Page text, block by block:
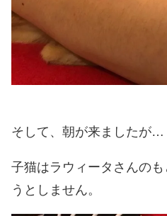
そして、朝が来ましたが…
子猫はラウィータさんの
うとしません。